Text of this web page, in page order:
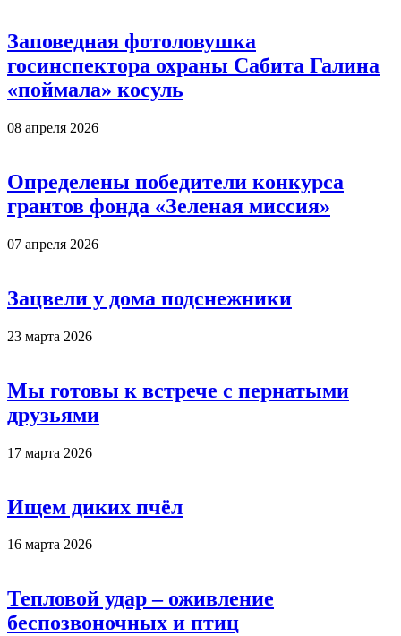
Заповедная фотоловушка
госинспектора охраны Сабита Галина
«поймала» косуль
08 апреля 2026
Определены победители конкурса
грантов фонда «Зеленая миссия»
07 апреля 2026
Зацвели у дома подснежники
23 марта 2026
Мы готовы к встрече с пернатыми
друзьями
17 марта 2026
Ищем диких пчёл
16 марта 2026
Тепловой удар – оживление
беспозвоночных и птиц